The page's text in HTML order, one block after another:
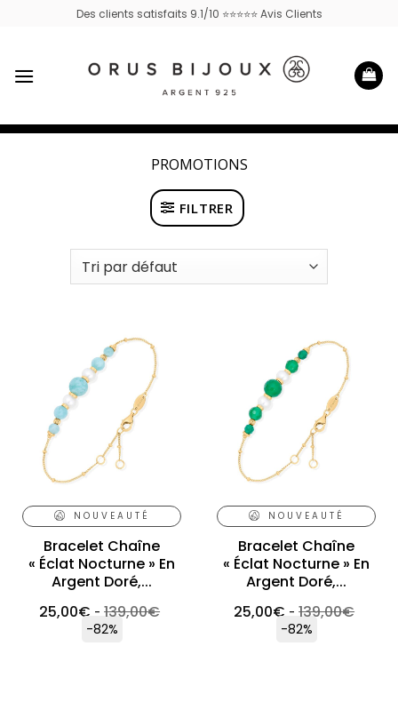
Des clients satisfaits 9.1/10 ⭐⭐⭐⭐⭐ Avis Clients
PROMOTIONS
FILTRER
NOUVEAUTÉ
Bracelet Chaîne
« Éclat Nocturne » En
Argent Doré,...
25,00€ -139,00€
-82%
NOUVEAUTÉ
Bracelet Chaîne
« Éclat Nocturne » En
Argent Doré,...
25,00€ -139,00€
-82%